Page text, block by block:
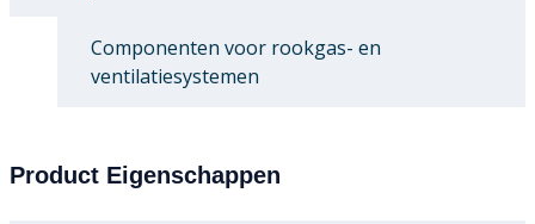
Componenten voor rookgas- en
ventilatiesystemen
Product Eigenschappen